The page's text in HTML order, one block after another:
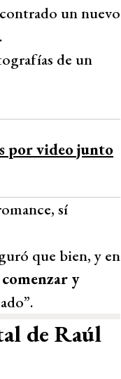
un nuevo
de un
por video junto
sí
que bien, y en
y
de Raúl